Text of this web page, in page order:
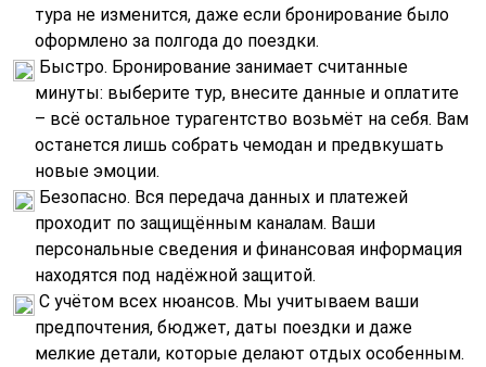
тура не изменится, даже если бронирование было
оформлено за полгода до поездки.
Быстро. Бронирование занимает считанные
минуты: выберите тур, внесите данные и оплатите
– всё остальное турагентство возьмёт на себя. Вам
останется лишь собрать чемодан и предвкушать
новые эмоции.
Безопасно. Вся передача данных и платежей
проходит по защищённым каналам. Ваши
персональные сведения и финансовая информация
находятся под надёжной защитой.
С учётом всех нюансов. Мы учитываем ваши
предпочтения, бюджет, даты поездки и даже
мелкие детали, которые делают отдых особенным.